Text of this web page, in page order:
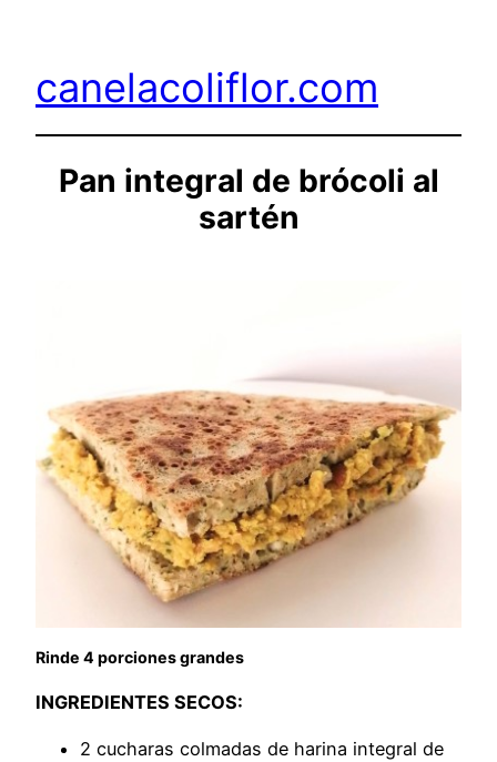
contenido
canelacoliflor.com
Pan integral de brócoli al
sartén
Rinde 4 porciones grandes
INGREDIENTES SECOS:
2 cucharas colmadas de harina integral de